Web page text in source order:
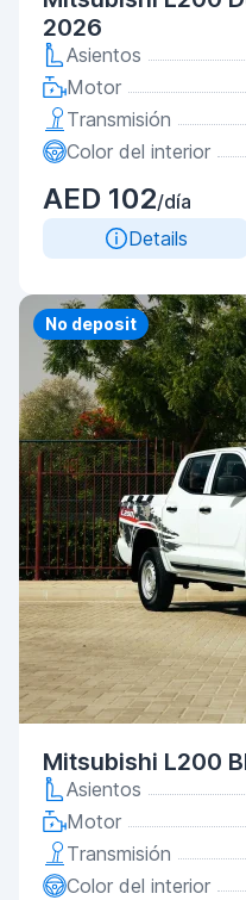
2026
Asientos
Motor
Transmisión
Color del interior
AED 102/día
Details
No deposit
Mitsubishi L200
Asientos
Motor
Transmisión
Color del interior